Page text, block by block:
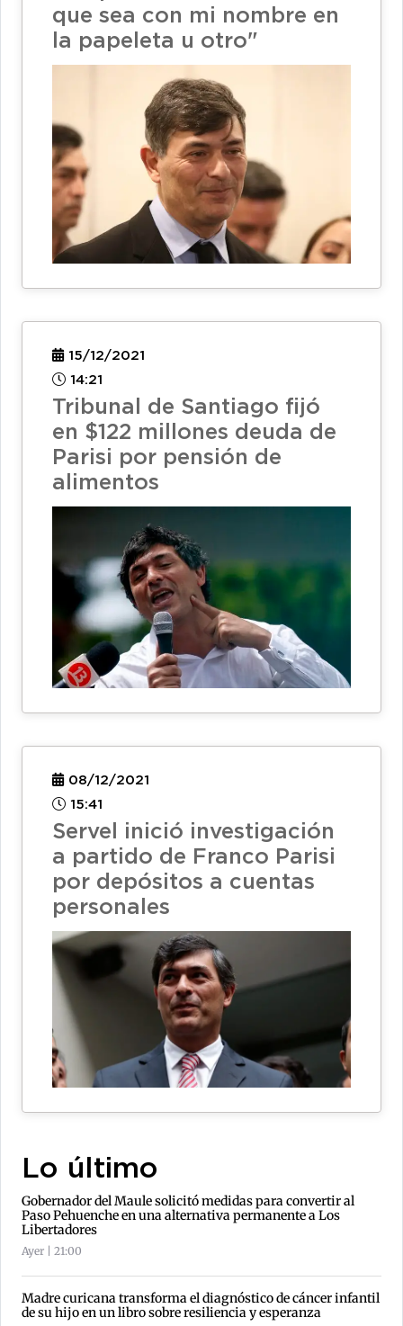
que sea con mi nombre en
la papeleta u otro"
15/12/2021
14:21
Tribunal de Santiago fijó
en $122 millones deuda de
Parisi por pensión de
alimentos
08/12/2021
15:41
Servel inició investigación
a partido de Franco Parisi
por depósitos a cuentas
personales
Lo último
Gobernador del Maule solicitó medidas para convertir al
Paso Pehuenche en una alternativa permanente a Los
Libertadores
Ayer | 21:00
Madre curicana transforma el diagnóstico de cáncer infantil
de su hijo en un libro sobre resiliencia y esperanza